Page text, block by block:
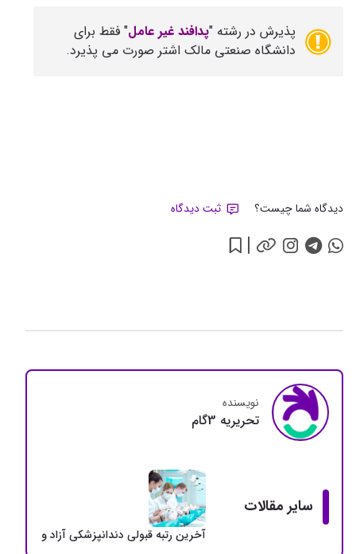
پذیرش در رشته "پدافند غیر عامل" فقط برای
دانشگاه صنعتی مالک اشتر صورت می پذیرد.
دیدگاه شما چیست؟ ثبت دیدگاه
نویسنده
تحريريه 3گام
سایر مقالات
آخرین رتبه قبولی دندانپزشکی آزاد و دولتی +